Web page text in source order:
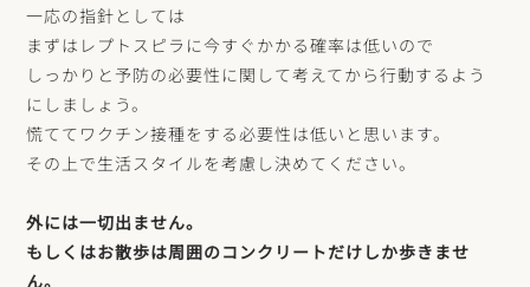
一応の指針としては
まずはレプトスピラに今すぐかかる確率は低いので
しっかりと予防の必要性に関して考えてから行動するよう
にしましょう。
慌ててワクチン接種をする必要性は低いと思います。
その上で生活スタイルを考慮し決めてください。
外には一切出ません。
もしくはお散歩は周囲のコンクリートだけしか歩きませ
ん。